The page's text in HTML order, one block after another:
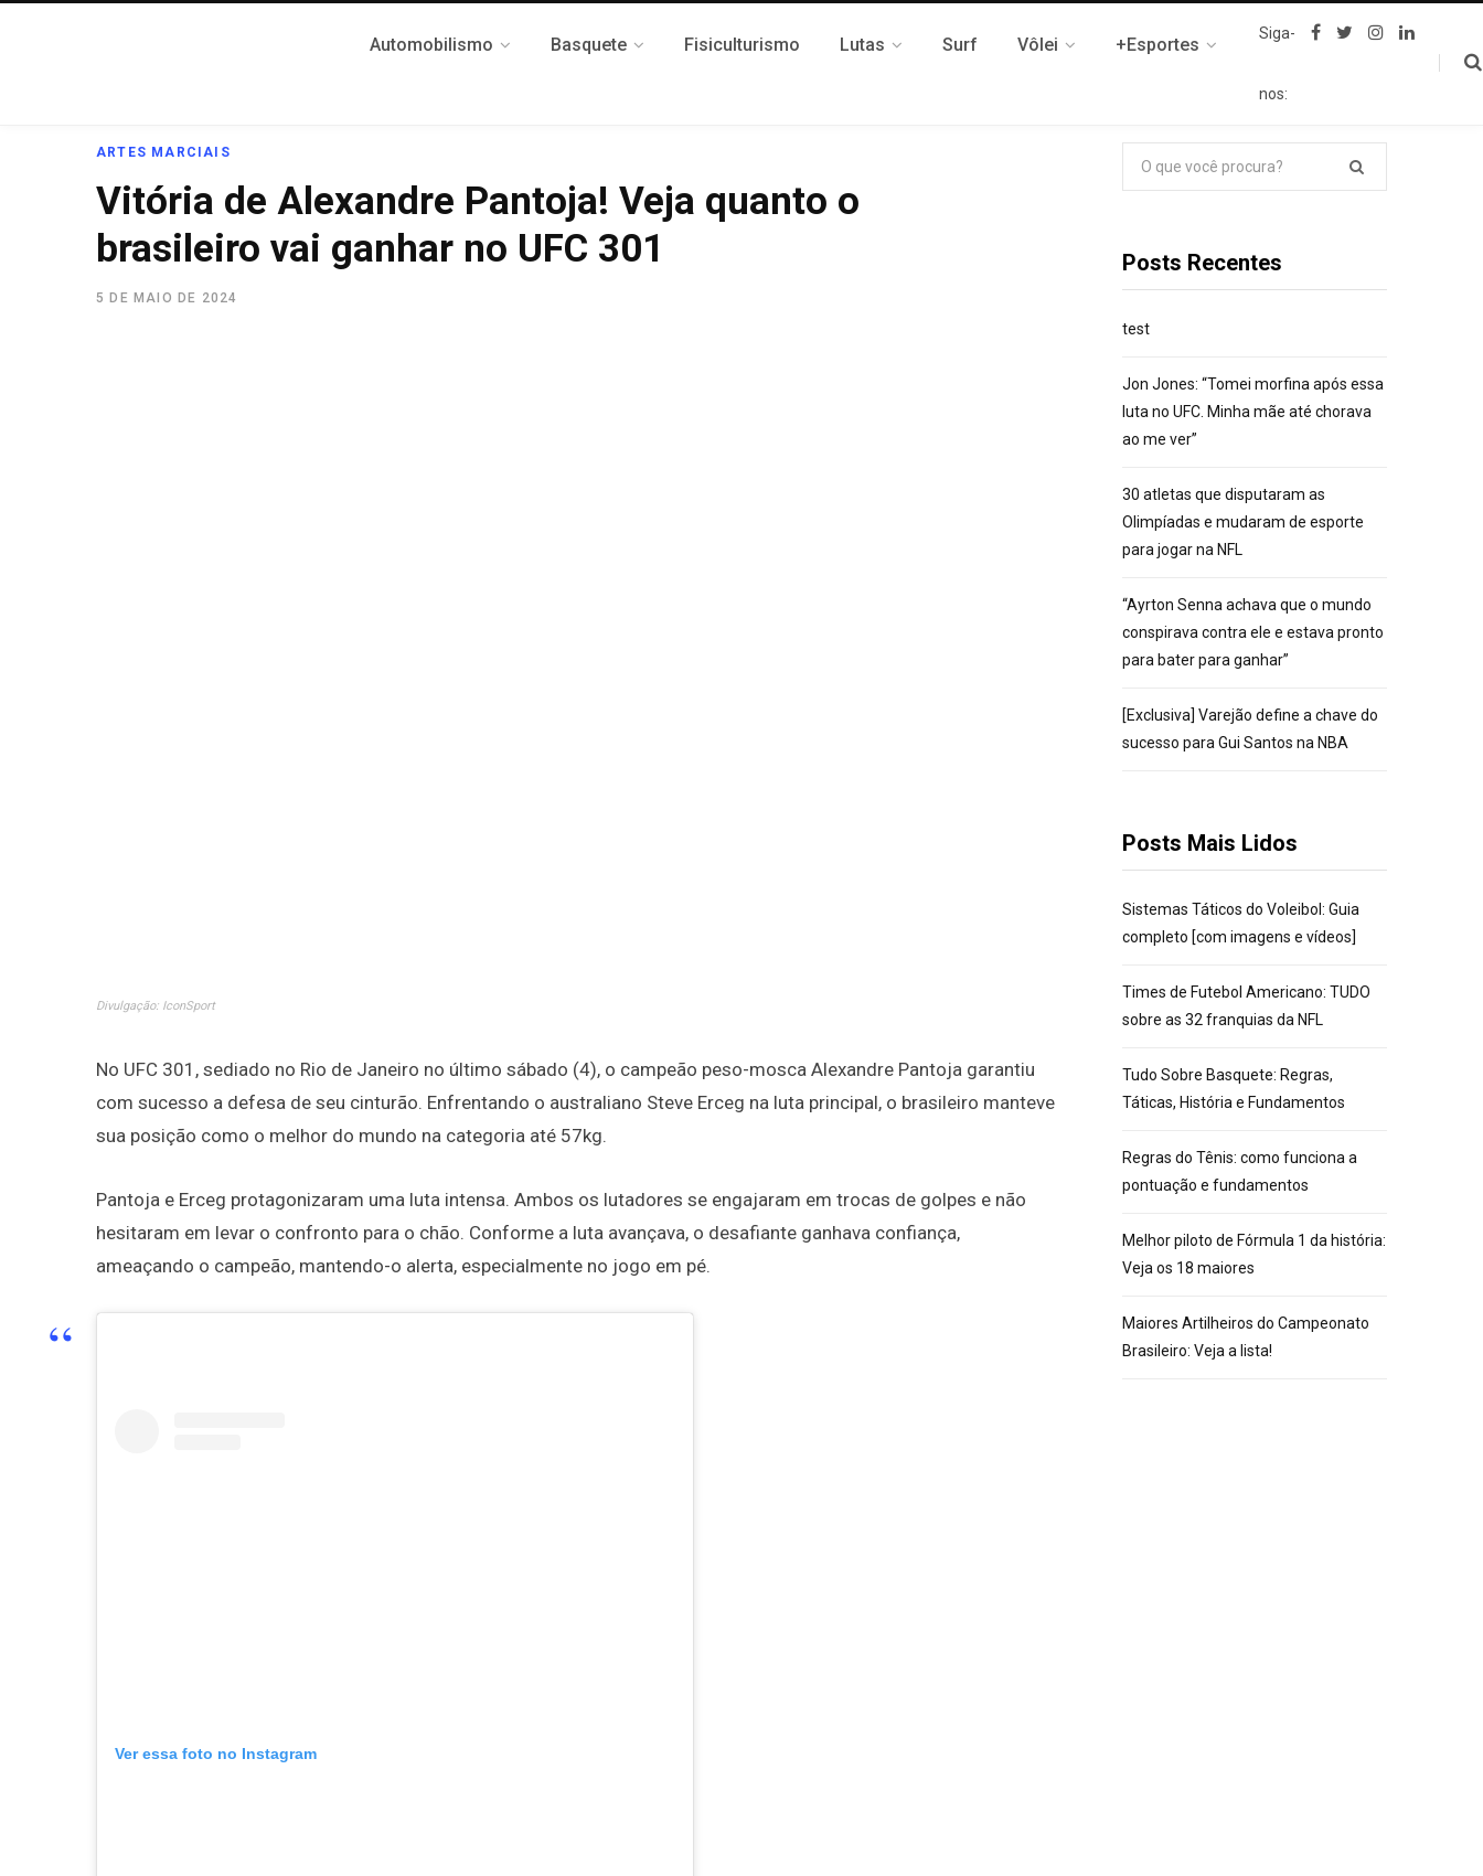
Automobilismo Basquete Fisiculturismo Lutas Surf Vôlei +Esportes
Siga-
nos:
F
I
L
ARTES MARCIAIS
Vitória de Alexandre Pantoja! Veja quanto o
brasileiro vai ganhar no UFC 301
5 DE MAIO DE 2024
Divulgação: IconSport
No UFC 301, sediado no Rio de Janeiro no último sábado (4), o campeão peso-mosca Alexandre Pantoja garantiu
com sucesso a defesa de seu cinturão. Enfrentando o australiano Steve Erceg na luta principal, o brasileiro manteve
sua posição como o melhor do mundo na categoria até 57kg.
Pantoja e Erceg protagonizaram uma luta intensa. Ambos os lutadores se engajaram em trocas de golpes e não
hesitaram em levar o confronto para o chão. Conforme a luta avançava, o desafiante ganhava confiança,
ameaçando o campeão, mantendo-o alerta, especialmente no jogo em pé.
Ver essa foto no Instagram
Pesquisar
por:
Posts Recentes
test
Jon Jones: “Tomei morfina após essa
luta no UFC. Minha mãe até chorava
ao me ver”
30 atletas que disputaram as
Olimpíadas e mudaram de esporte
para jogar na NFL
“Ayrton Senna achava que o mundo
conspirava contra ele e estava pronto
para bater para ganhar”
[Exclusiva] Varejão define a chave do
sucesso para Gui Santos na NBA
Posts Mais Lidos
Sistemas Táticos do Voleibol: Guia
completo [com imagens e vídeos]
Times de Futebol Americano: TUDO
sobre as 32 franquias da NFL
Tudo Sobre Basquete: Regras,
Táticas, História e Fundamentos
Regras do Tênis: como funciona a
pontuação e fundamentos
Melhor piloto de Fórmula 1 da história:
Veja os 18 maiores
Maiores Artilheiros do Campeonato
Brasileiro: Veja a lista!